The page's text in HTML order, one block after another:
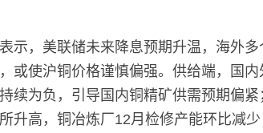
，美联储未来降息预期升温，海外多
或使沪铜价格谨慎偏强。供给端，国
续为负，引导国内铜精矿供需预期偏
升高，铜冶炼厂12月检修产能环比减